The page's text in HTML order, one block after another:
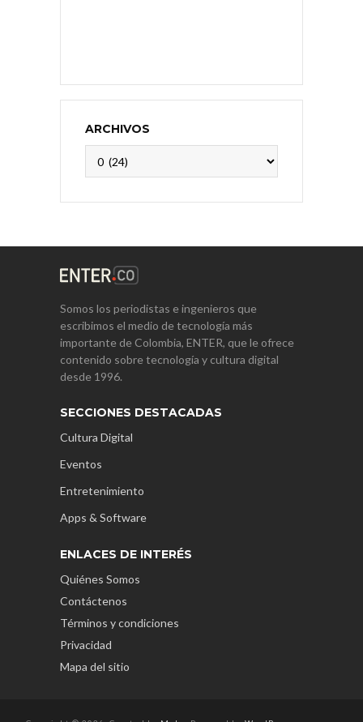
ARCHIVOS
Somos los periodistas e ingenieros que
escribimos el medio de tecnología más
importante de Colombia, ENTER, que le ofrece
contenido sobre tecnología y cultura digital
desde 1996.
SECCIONES DESTACADAS
Cultura Digital
Eventos
Entretenimiento
Apps & Software
ENLACES DE INTERÉS
Quiénes Somos
Contáctenos
Términos y condiciones
Privacidad
Mapa del sitio